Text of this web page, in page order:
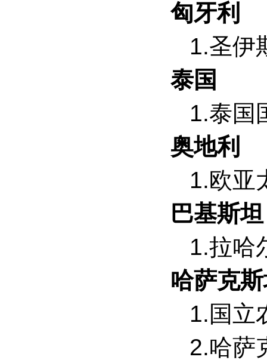
匈牙利
1.圣伊
泰国
1.泰国
奥地利
1.欧亚
巴基斯坦
1.拉哈
哈萨克
1.国立
2.哈萨